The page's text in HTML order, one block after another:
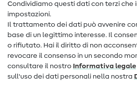
Informazioni sul nuovo proprietario
FAQ
Diritto di recesso
Popolare
Condividiamo questi dati con terzi che
impostazioni.
Il trattamento dei dati può avvenire
base di un legittimo interesse. Il
o rifiutato. Hai il diritto di non
revocare il consenso in un secondo
consultare il nostro Informativa legale
sull'uso dei dati personali nella nostra